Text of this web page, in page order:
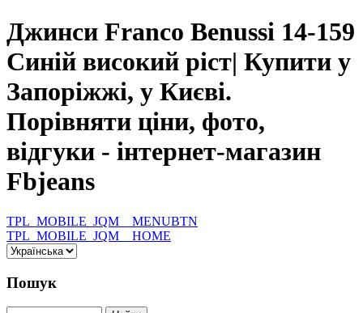
Джинси Franco Benussi 14-159
Синій високий ріст| Купити у
Запоріжжі, у Києві.
Порівняти ціни, фото,
відгуки - інтернет-магазин
Fbjeans
TPL_MOBILE_JQM__MENUBTN
TPL_MOBILE_JQM__HOME
Пошук